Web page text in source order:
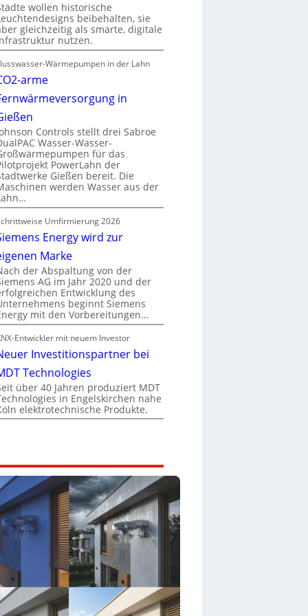
wollen historische
beibehalten, sie
gleichzeitig als smarte, digitale
nutzen.
Wärmepumpen in der Lahn
arme
in
Controls stellt drei Sabroe
Wasser-Wasser-
für das
PowerLahn der
Gießen bereit. Die
werden Wasser aus der
Umfirmierung 2026
Energy wird zur
Marke
der Abspaltung von der
AG im Jahr 2020 und der
Entwicklung des
beginnt Siemens
mit den Vorbereitungen…
Entwickler mit neuem Investor
Investitionspartner bei
Technologies
über 40 Jahren produziert MDT
in Engelskirchen nahe
elektrotechnische Produkte.